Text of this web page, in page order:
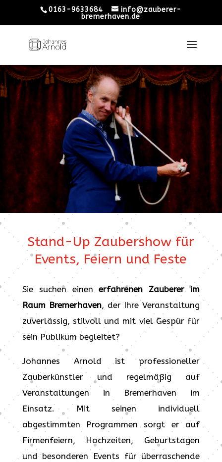
0163-9633684
info@zauberer-
bremerhaven.de
Stand-Up Zaubershow für
Events, Feiern und Feste
Sie suchen einenerfahrenen Zauberer im
Raum Bremerhaven, der Ihre Veranstaltung
zuverlässig, stilvoll und mit viel Gespür für
sein Publikum begleitet?
Johannes Arnold ist professioneller
Zauberkünstler und regelmäßig auf
Veranstaltungen in Bremerhaven im
Einsatz. Mit seinen individuell
abgestimmten Programmen sorgt er auf
Firmenfeiern, Hochzeiten, Geburtstagen
und besonderen Events für überraschende